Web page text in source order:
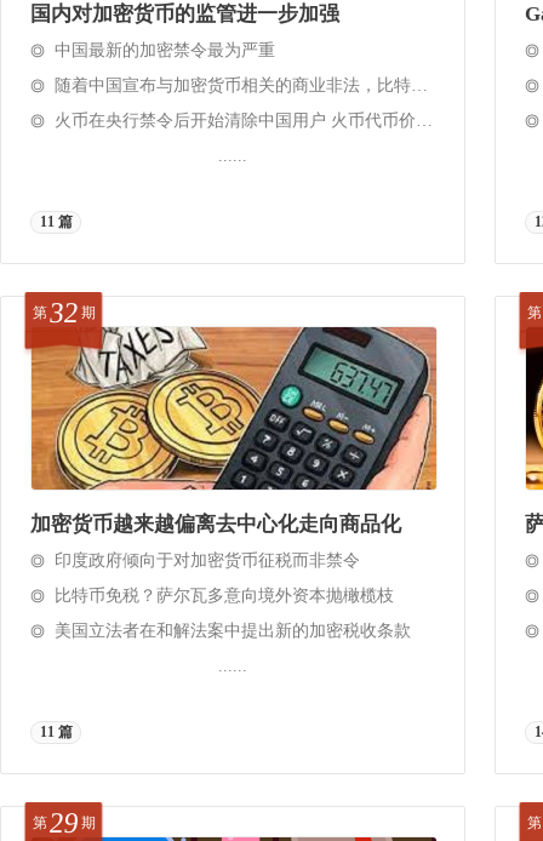
国内对加密货币的监管进一步加强
中国最新的加密禁令最为严重
随着中国宣布与加密货币相关的商业非法，比特币下跌 2000 美元
火币在央行禁令后开始清除中国用户 火币代币价格跌至8个月低点
......
11 篇
加密货币越来越偏离去中心化走向商品化
印度政府倾向于对加密货币征税而非禁令
比特币免税？萨尔瓦多意向境外资本抛橄榄枝
美国立法者在和解法案中提出新的加密税收条款
......
11 篇
第32 期 第
第29 期 第